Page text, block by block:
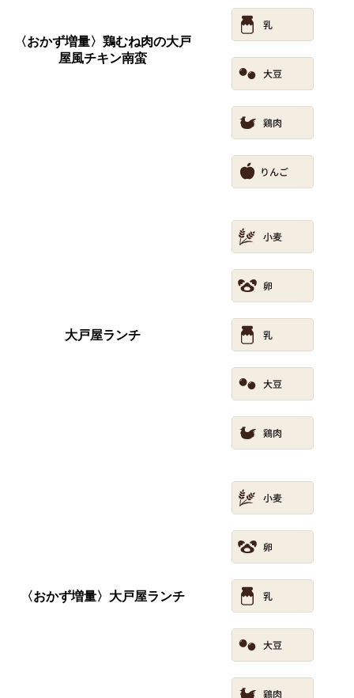
〈おかず増量〉鶏むね肉の大戸
屋風チキン南蛮
大戸屋ランチ
〈おかず増量〉大戸屋ランチ